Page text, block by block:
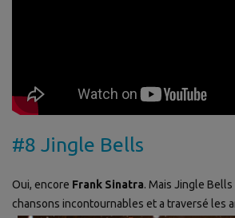
#8 Jingle Bells
Oui, encore Frank Sinatra. Mais Jingle
chansons incontournables et a traversé les